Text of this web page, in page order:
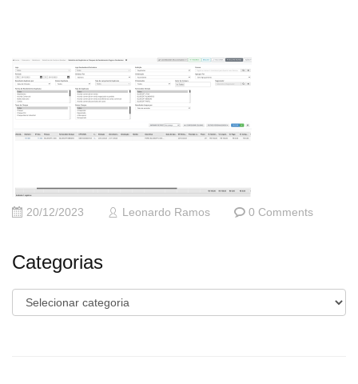
20/12/2023 Leonardo Ramos 0 Comments
Categorias
Categorias